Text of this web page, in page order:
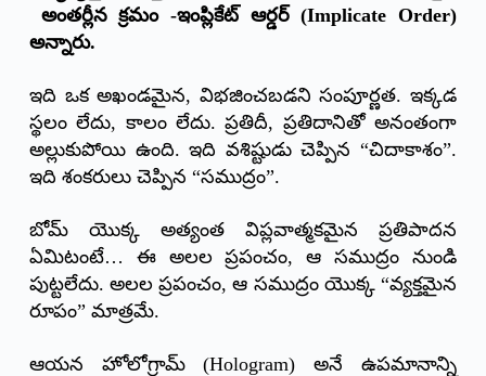
అంతర్లీన క్రమం -ఇంప్లికేట్ ఆర్డర్ (Implicate Order)
అన్నారు.
ఇది ఒక అఖండమైన, విభజించబడని సంపూర్ణత. ఇక్కడ
స్థలం లేదు, కాలం లేదు. ప్రతిదీ, ప్రతిదానితో అనంతంగా
అల్లుకుపోయి ఉంది. ఇది వశిష్టుడు చెప్పిన “చిదాకాశం”.
ఇది శంకరులు చెప్పిన “సముద్రం”.
బోమ్ యొక్క అత్యంత విప్లవాత్మకమైన ప్రతిపాదన
ఏమిటంటే… ఈ అలల ప్రపంచం, ఆ సముద్రం నుండి
పుట్టలేదు. అలల ప్రపంచం, ఆ సముద్రం యొక్క “వ్యక్తమైన
రూపం” మాత్రమే.
ఆయన హోలోగ్రామ్ (Hologram) అనే ఉపమానాన్ని